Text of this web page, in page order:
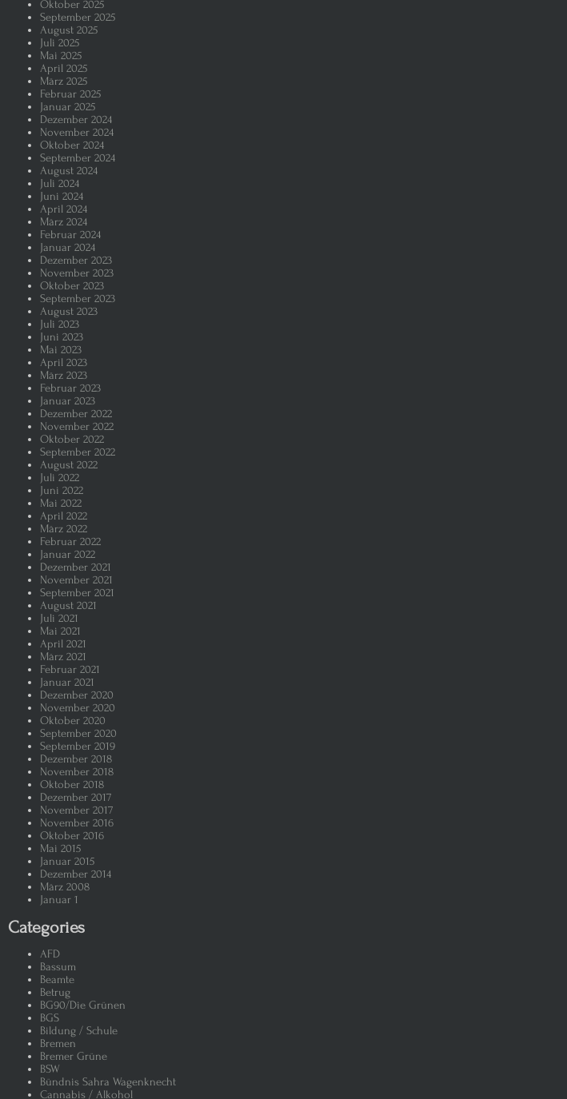
Man startet am Start in einer Stadt in dem Staat.
Oktober 2025
September 2025
August 2025
Juli 2025
Mai 2025
April 2025
März 2025
Februar 2025
Januar 2025
Dezember 2024
November 2024
Oktober 2024
September 2024
August 2024
Juli 2024
Juni 2024
April 2024
März 2024
Februar 2024
Januar 2024
Dezember 2023
November 2023
Oktober 2023
September 2023
August 2023
Juli 2023
Juni 2023
Mai 2023
April 2023
März 2023
Februar 2023
Januar 2023
Dezember 2022
November 2022
Oktober 2022
September 2022
August 2022
Juli 2022
Juni 2022
Mai 2022
April 2022
März 2022
Februar 2022
Januar 2022
Dezember 2021
November 2021
September 2021
August 2021
Juli 2021
Mai 2021
April 2021
März 2021
Februar 2021
Januar 2021
Dezember 2020
November 2020
Oktober 2020
September 2020
September 2019
Dezember 2018
November 2018
Oktober 2018
Dezember 2017
November 2017
November 2016
Oktober 2016
Mai 2015
Januar 2015
Dezember 2014
März 2008
Januar 1
Categories
AFD
Bassum
Beamte
Betrug
BG90/Die Grünen
BGS
Bildung / Schule
Bremen
Bremer Grüne
BSW
Bündnis Sahra Wagenknecht
Cannabis / Alkohol